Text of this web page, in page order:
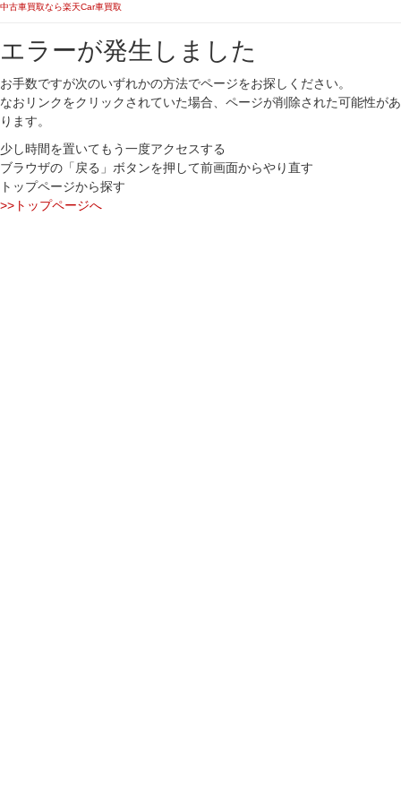
中古車買取なら楽天Car車買取
エラーが発生しました
お手数ですが次のいずれかの方法でページをお探しください。
なおリンクをクリックされていた場合、ページが削除された可能性があ
ります。
少し時間を置いてもう一度アクセスする
ブラウザの「戻る」ボタンを押して前画面からやり直す
トップページから探す
>>トップページへ